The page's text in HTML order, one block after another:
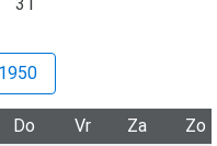
Do Vr Za
Zo